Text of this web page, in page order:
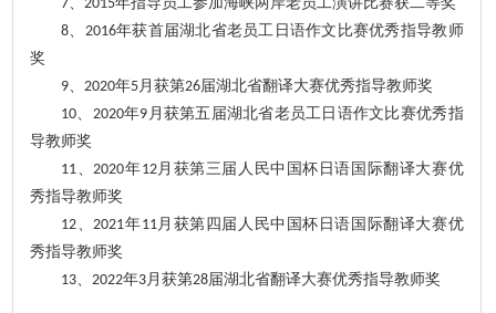
7
2015
8、 2016年获首届湖北省老员工日语作文比赛优秀指导教师
奖
9、2020年5月获第26届湖北省翻译大赛优秀指导教师奖
10、 2020年9 月获第五届湖北省老员工日语作文比赛优秀指
导教师奖
11、2020年12月获第三届人民中国杯日语国际翻译大赛优
秀指导教师奖
12、2021年11月获第四届人民中国杯日语国际翻译大赛优
秀指导教师奖
13、2022年3月获第28届湖北省翻译大赛优秀指导教师奖